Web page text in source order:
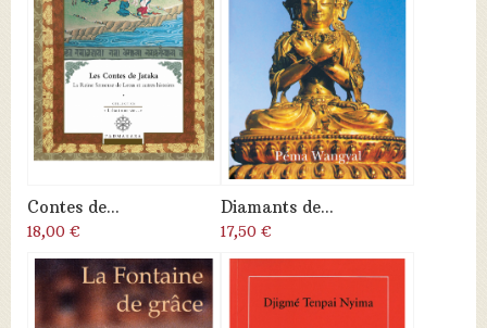
Contes de...
18,00 €
Diamants de...
17,50 €